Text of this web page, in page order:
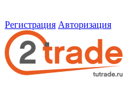
Регистрация Авторизация